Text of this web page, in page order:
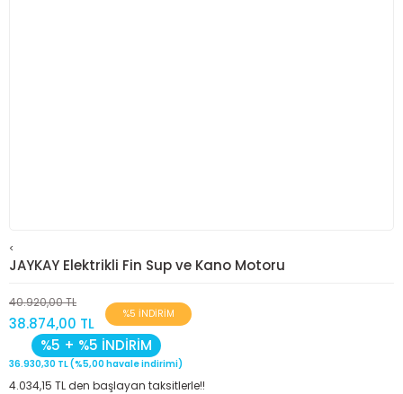
<
JAYKAY Elektrikli Fin Sup ve Kano Motoru
40.920,00 TL
38.874,00 TL
%5 İNDİRİM
%5 + %5 İNDİRİM
36.930,30 TL (%5,00 havale indirimi)
4.034,15 TL den başlayan taksitlerle!!